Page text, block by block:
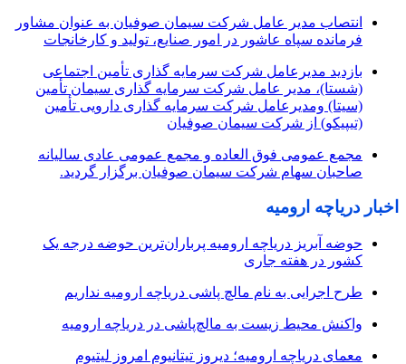
انتصاب مدیر عامل شرکت سیمان صوفیان به عنوان مشاور
فرمانده سپاه عاشور در امور صنایع، تولید و کارخانجات
بازدید مدیرعامل شرکت سرمایه گذاری تأمین اجتماعی
(شستا)، مدیر عامل شرکت سرمایه گذاری سیمان تأمین
(سیتا) ومدیرعامل شرکت سرمایه گذاری دارویی تأمین
(تیپیکو) از شرکت سیمان صوفیان
مجمع عمومی فوق العاده و مجمع عمومی عادی سالیانه
صاحبان سهام شرکت سیمان صوفیان برگزار گردید.
اخبار دریاچه ارومیه
حوضه آبریز دریاچه ارومیه پرباران‌ترین حوضه‌ درجه یک
کشور در هفته جاری
طرح اجرایی به نام مالچ پاشی دریاچه ارومیه نداریم
واکنش محیط زیست به مالچ‌پاشی در دریاچه ارومیه
معمای دریاچه ارومیه؛ دیروز تیتانیوم امروز لیتیوم